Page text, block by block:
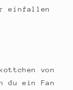
einfallen
von
du ein Fan